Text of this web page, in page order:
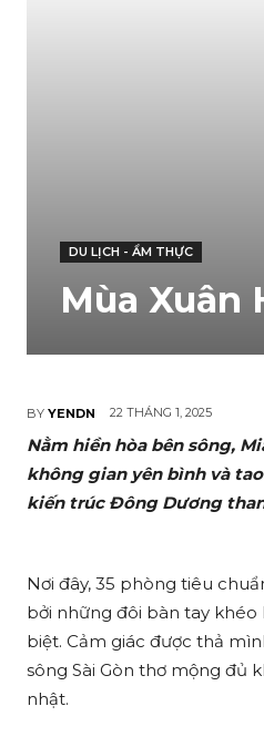
DU LỊCH - ẨM THỰC
Mùa Xuân
BY YENDN 22 THÁNG 1, 2025
Nằm hiền hòa bên sông,
không gian yên bình và
kiến trúc Đông Dương
Nơi đây, 35 phòng tiêu
bởi những đôi bàn tay
biệt. Cảm giác được thả
sông Sài Gòn thơ mộng đủ
nhật.